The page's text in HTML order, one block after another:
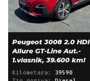
Peugeot 3008 2.0 HDI
Allure GT-Line Aut.-
1.vlasnik, 39.600 km!
Kilometara: 39590